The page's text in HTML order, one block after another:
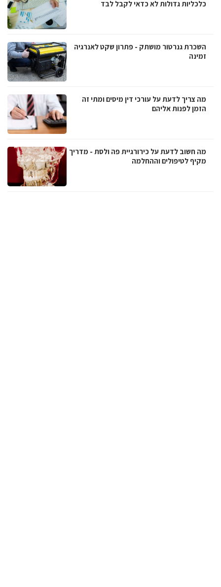
כלכליות גדולות לא כדאי לקבל לבד
השכרת גנרטור מושתק - פתרון שקט לאנרגיה
זמינה
מה צריך לדעת על עורכי דין מיסים ומתי זה
הזמן לפנות אליהם
מה חשוב לדעת על כירורגיית פה ולסת - מדריך
מקיף לטיפולים וההחלמה